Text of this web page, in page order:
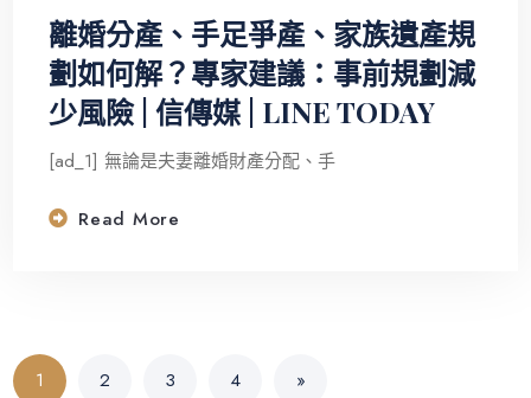
離婚分產、手足爭產、家族遺產規
劃如何解？專家建議：事前規劃減
少風險 | 信傳媒 | LINE TODAY
[ad_1] 無論是夫妻離婚財產分配、手
Read More
1 2 3 4 »